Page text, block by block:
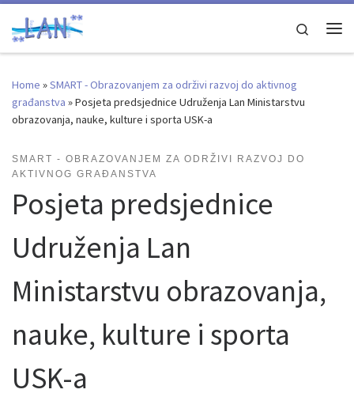
Skip to content
Search
Home »SMART - Obrazovanjem za održivi razvoj do aktivnog
građanstva »Posjeta predsjednice Udruženja Lan Ministarstvu
obrazovanja, nauke, kulture i sporta USK-a
SMART - OBRAZOVANJEM ZA ODRŽIVI RAZVOJ DO
AKTIVNOG GRAĐANSTVA
Posjeta predsjednice
Udruženja Lan
Ministarstvu obrazovanja,
nauke, kulture i sporta
USK-a